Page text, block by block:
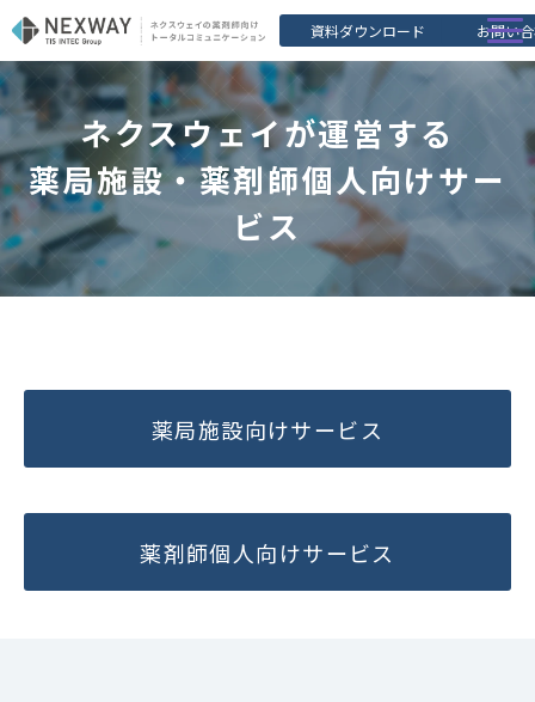
資料ダウンロード お問い
アスヤク
選ばれる理由
薬剤師調査レポート
セミナー
ネクスウェイが運営する
薬局施設・薬剤師個人向けサー
ビス
薬局施設向けサービス
薬剤師個人向けサービス